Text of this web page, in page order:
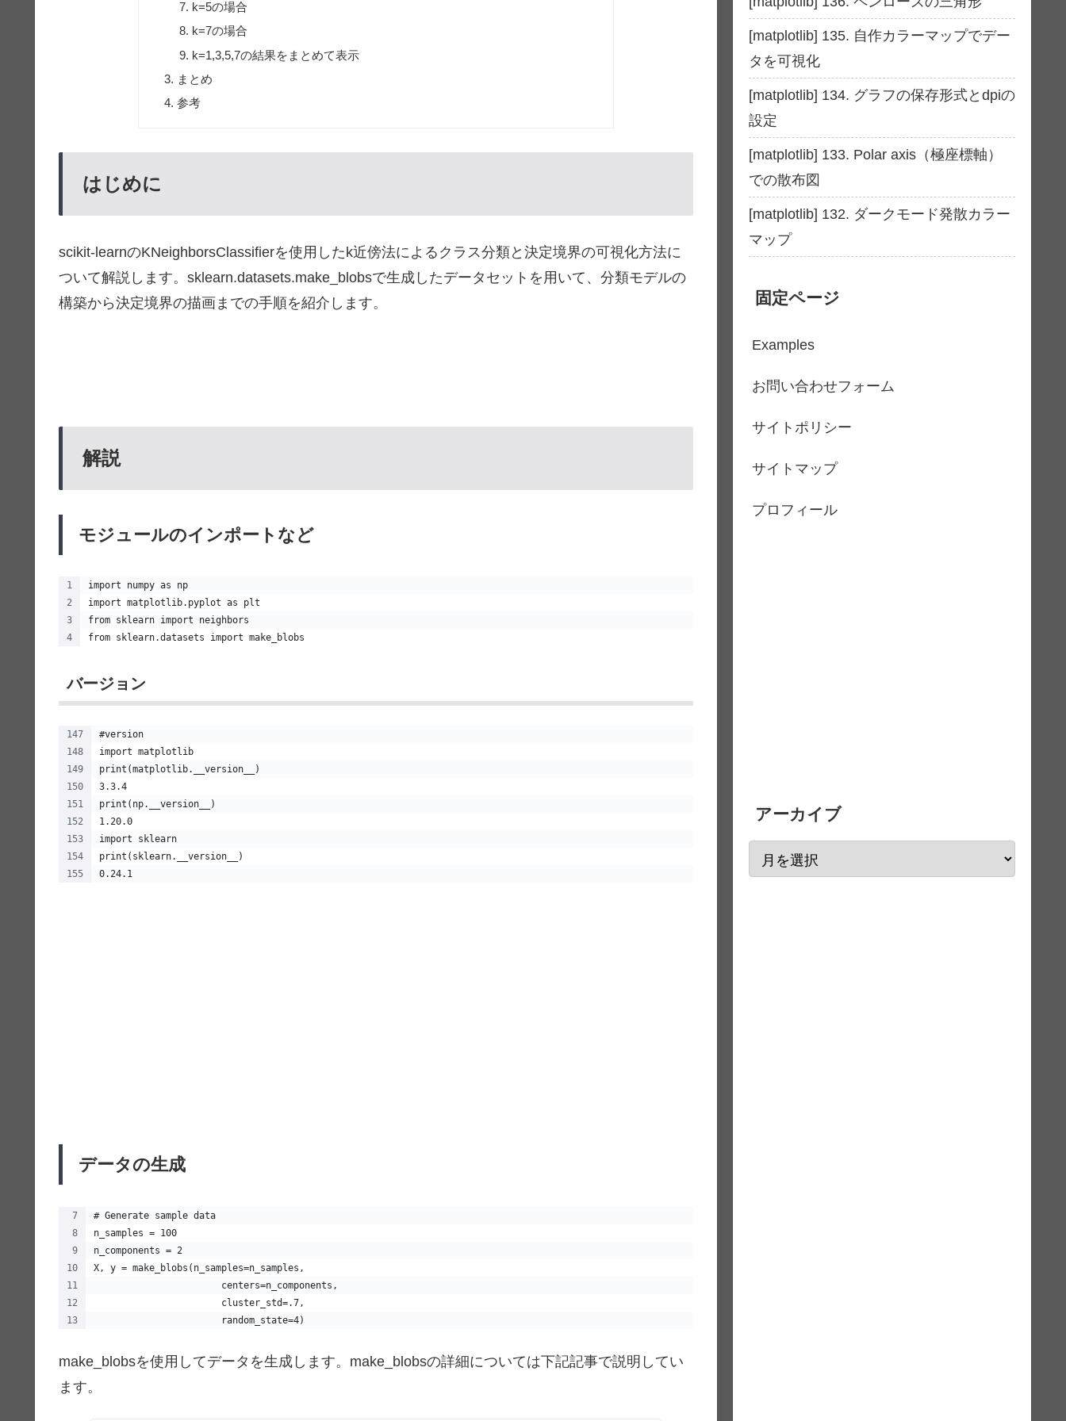
k=5の場合
k=7の場合
k=1,3,5,7の結果をまとめて表示
まとめ
参考
はじめに
scikit-learnのKNeighborsClassifierを使用したk近傍法によるクラス分類と決定境界の可視化方法に
ついて解説します。sklearn.datasets.make_blobsで生成したデータセットを用いて、分類モデルの
構築から決定境界の描画までの手順を紹介します。
解説
モジュールのインポートなど
import numpy as np
import matplotlib.pyplot as plt
from sklearn import neighbors
from sklearn.datasets import make_blobs
バージョン
#version
import matplotlib
print(matplotlib.__version__)
3.3.4
print(np.__version__)
1.20.0
import sklearn
print(sklearn.__version__)
0.24.1
データの生成
# Generate sample data
n_samples = 100
n_components = 2
X, y = make_blobs(n_samples=n_samples,
                       centers=n_components,
                       cluster_std=.7,
                       random_state=4)
make_blobsを使用してデータを生成します。make_blobsの詳細については下記記事で説明してい
ます。
[matplotlib] 135. 自作カラーマップでデー
タを可視化
[matplotlib] 134. グラフの保存形式とdpiの
設定
[matplotlib] 133. Polar axis（極座標軸）
での散布図
[matplotlib] 132. ダークモード発散カラー
マップ
固定ページ
Examples
お問い合わせフォーム
サイトポリシー
サイトマップ
プロフィール
アーカイブ